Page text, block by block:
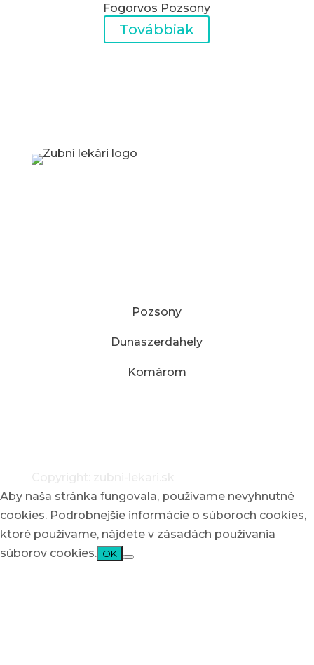
Fogorvos Pozsony
Továbbiak
Pozsony
Dunaszerdahely
Komárom
Aby naša stránka fungovala, používame nevyhnutné
cookies. Podrobnejšie informácie o súboroch cookies,
ktoré používame, nájdete v zásadách používania
súborov cookies. OK